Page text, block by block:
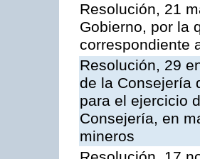
Resolución, 21
Gobierno, por la
correspondiente
Resolución, 29
de la Consejería
para el ejercicio
Consejería, en
mineros